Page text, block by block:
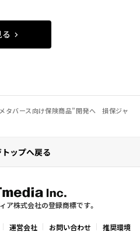
タバース向け保険商品”開発へ 損保ジャ
ップへ戻る
ア株式会社の登録商標です。
運営会社 お問い合わせ 推奨環境